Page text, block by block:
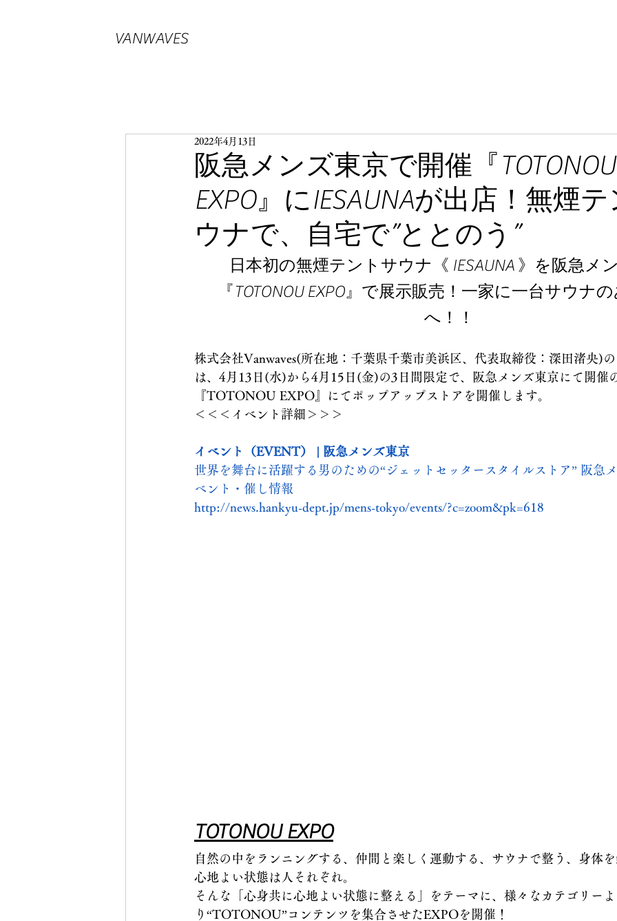
VANWAVES
阪急メンズ東京で開催『TOTONOU
EXPO』にIESAUNAが出店！無煙
ウナで、自宅で”ととのう”
2022年4月13日
日本初の無煙テントサウナ《 IESAUNA 》を阪急メ
『TOTONOU EXPO』で展示販売！一家に一台サウナ
へ！！
株式会社Vanwaves(所在地：千葉県千葉市美浜区、代表取締役：深田渚央)
は、4月13日(水)から4月15日(金)の3日間限定で、阪急メンズ東京にて開催
『TOTONOU EXPO』にてポップアップストアを開催します。
＜＜＜イベント詳細＞＞＞
イベント（EVENT） | 阪急メンズ東京
世界を舞台に活躍する男のための“ジェットセッタースタイルストア” 阪急
ベント・催し情報
http://news.hankyu-dept.jp/mens-tokyo/events/?c=zoom&pk=618
TOTONOU EXPO
自然の中をランニングする、仲間と楽しく運動する、サウナで整う、身体
心地よい状態は人それぞれ。
そんな「心身共に心地よい状態に整える」をテーマに、様々なカテゴリーよ
り“TOTONOU”コンテンツを集合させたEXPOを開催！